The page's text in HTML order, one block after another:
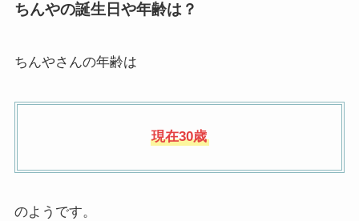
ちんやの誕生日や年齢は？
ちんやさんの年齢は
現在30歳
のようです。